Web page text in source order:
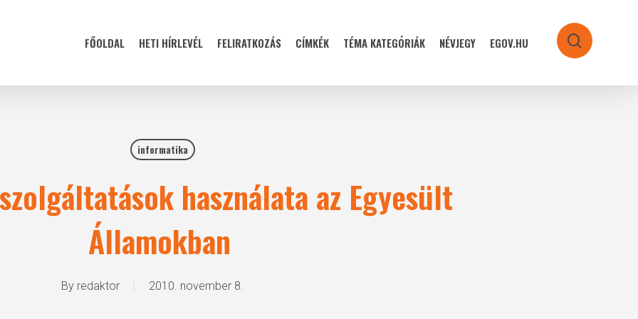
FŐOLDAL HETI HÍRLEVÉL FELIRATKOZÁS CÍMKÉK TÉMA KATEGÓRIÁK NÉVJEGY EGOV.HU search
informatika
használata az Egyesült
Államokban
By redaktor 2010. november 8.